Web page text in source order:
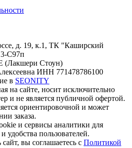
д. 19, к.1, ТК "Каширский
С97п
(Лакшери Стоун)
ИНН 771478786100
в SEONITY
на сайте, носит исключительно
и не является публичной офертой.
ориентировочной и может
заказа.
и сервисы аналитики для
удобства пользователей.
вы соглашаетесь с Политикой